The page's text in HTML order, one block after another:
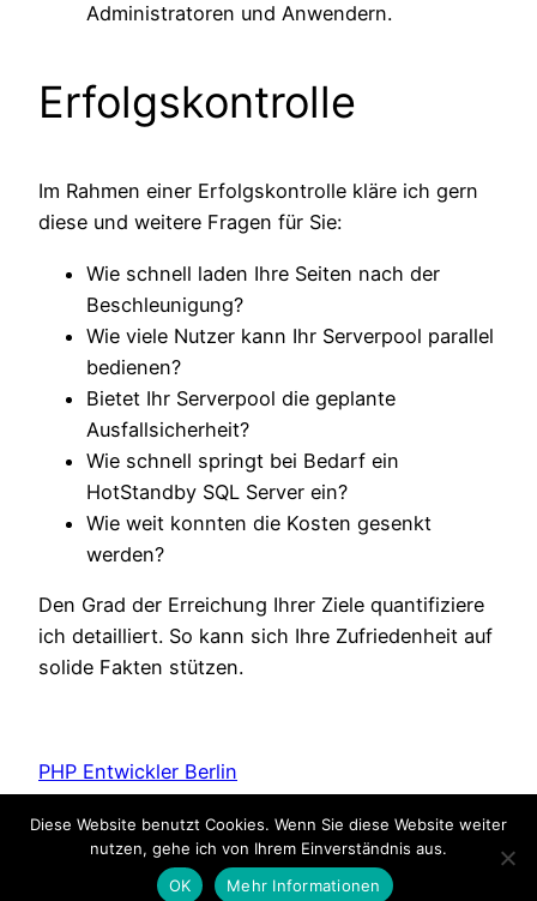
Administratoren und Anwendern.
Erfolgskontrolle
Im Rahmen einer Erfolgskontrolle kläre ich gern
diese und weitere Fragen für Sie:
Wie schnell laden Ihre Seiten nach der
Beschleunigung?
Wie viele Nutzer kann Ihr Serverpool parallel
bedienen?
Bietet Ihr Serverpool die geplante
Ausfallsicherheit?
Wie schnell springt bei Bedarf ein
HotStandby SQL Server ein?
Wie weit konnten die Kosten gesenkt
werden?
Den Grad der Erreichung Ihrer Ziele quantifiziere
ich detailliert. So kann sich Ihre Zufriedenheit auf
solide Fakten stützen.
PHP Entwickler Berlin
Datenschutz, rechtliche Hinweise und Impressum
Diese Website benutzt Cookies. Wenn Sie diese Website weiter
nutzen, gehe ich von Ihrem Einverständnis aus.
OK
Mehr Informationen